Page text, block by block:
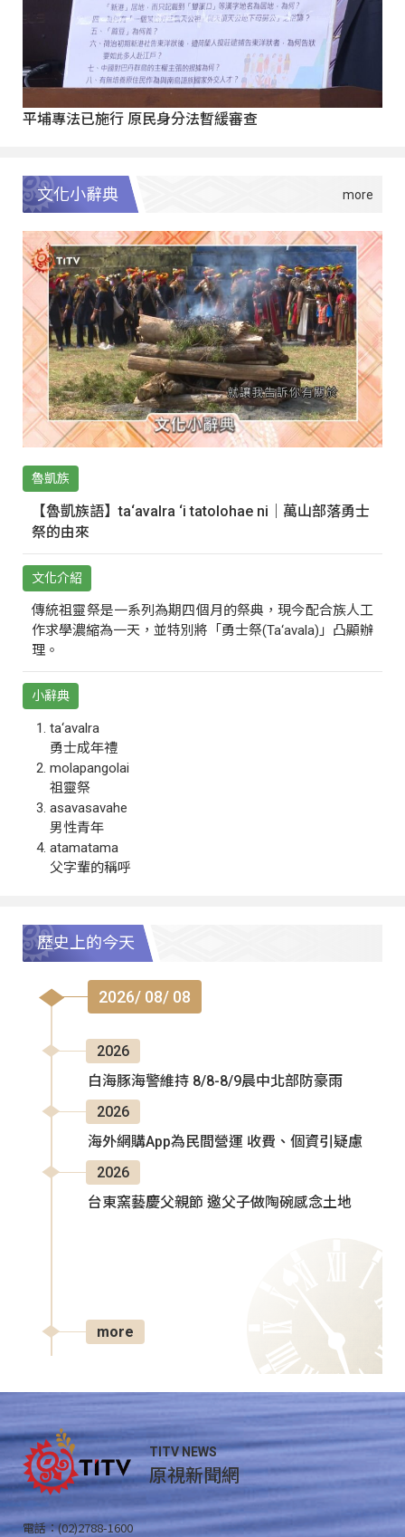
平埔專法已施行 原民身分法暫緩審查
文化小辭典
魯凱族
【魯凱族語】ta‘avalra ‘i tatolohae ni｜萬山部落勇士
祭的由來
文化介紹
傳統祖靈祭是一系列為期四個月的祭典，現今配合族人工
作求學濃縮為一天，並特別將「勇士祭(Ta‘avala)」凸顯辦
理。
小辭典
ta‘avalra
勇士成年禮
molapangolai
祖靈祭
asavasavahe
男性青年
atamatama
父字輩的稱呼
歷史上的今天
2026/ 08/ 08
2026
白海豚海警維持 8/8-8/9晨中北部防豪雨
2026
海外網購App為民間營運 收費、個資引疑慮
2026
台東窯藝慶父親節 邀父子做陶碗感念土地
more
TITV NEWS
原視新聞網
電話：(02)2788-1600